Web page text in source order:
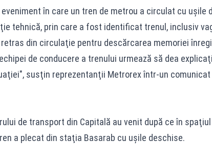
în care un tren de metrou a circulat cu uşile
tehnică, prin care a fost identificat trenul, inclusiv
din circulaţie pentru descărcarea memoriei
de conducere a trenului urmează să dea
susţin reprezentanţii Metrorex într-un
de transport din Capitală au venit după ce în
a plecat din staţia Basarab cu uşile deschise.